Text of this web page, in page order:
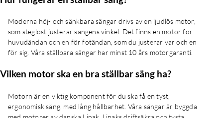
Moderna höj- och sänkbara sängar drivs av en ljudlös motor,
som steglöst justerar sängens vinkel. Det finns en motor för
huvudändan och en för fotändan, som du justerar var och en
för sig. Våra ställbara sängar har minst 10 års motorgaranti.
Vilken motor ska en bra ställbar säng ha?
Motorn är en viktig komponent för du ska få en tyst,
ergonomisk säng, med lång hållbarhet. Våra sängar är byggda